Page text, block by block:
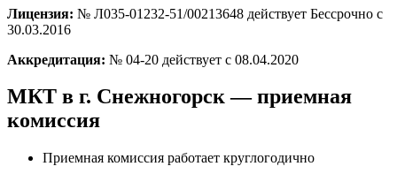
Лицензия: № Л035-01232-51/00213648 действует Бессрочно с
30.03.2016
Аккредитация: № 04-20 действует с 08.04.2020
МКТ в г. Снежногорск — приемная
комиссия
Приемная комиссия работает круглогодично